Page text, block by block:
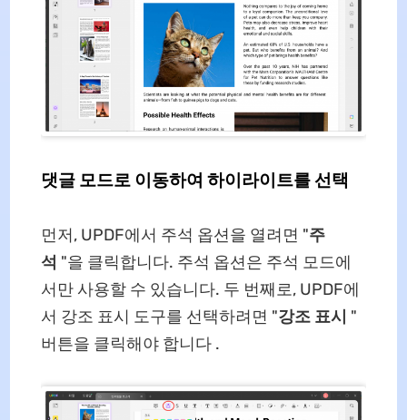
댓글 모드로 이동하여 하이라이트를 선택
먼저, UPDF에서 주석 옵션을 열려면 "주
석 "을 클릭합니다. 주석 옵션은 주석 모드에
서만 사용할 수 있습니다. 두 번째로, UPDF에
서 강조 표시 도구를 선택하려면 "강조 표시 "
버튼을 클릭해야 합니다 .